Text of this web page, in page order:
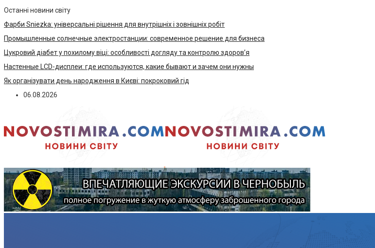
Останні новини світу
Фарби Sniezka: універсальні рішення для внутрішніх і зовнішніх робіт
Промышленные солнечные электростанции: современное решение для бизнеса
Цукровий діабет у похилому віці: особливості догляду та контролю здоров’я
Настенные LCD-дисплеи: где используются, какие бывают и зачем они нужны
Як організувати день народження в Києві: покроковий гід
06.08.2026